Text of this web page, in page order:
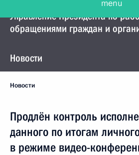
Управление Президента по
обращениями граждан и
Новости
Новости
Продлён контроль
данного по итогам
в режиме видео-